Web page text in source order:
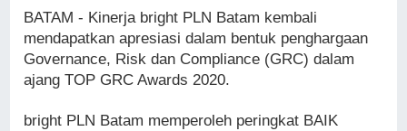
BATAM - Kinerja bright PLN Batam kembali
mendapatkan apresiasi dalam bentuk penghargaan
Governance, Risk dan Compliance (GRC) dalam
ajang TOP GRC Awards 2020.
bright PLN Batam memperoleh peringkat BAIK